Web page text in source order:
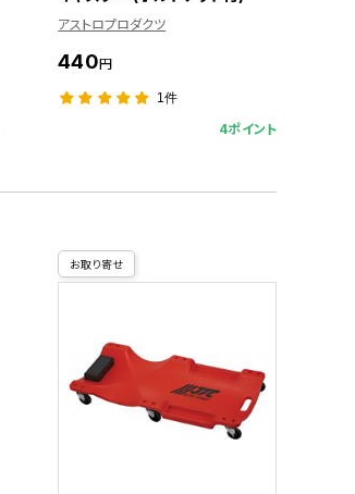
アストロプロダクツ
440円
1件
4ポイント
お取り寄せ